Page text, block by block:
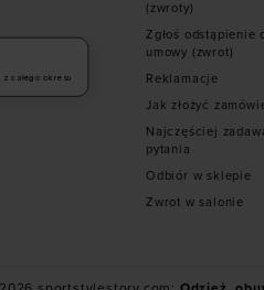
z całego okresu
(zwroty)
Zgłoś odstąpienie
umowy (zwrot)
Reklamacje
Jak złożyć
Najczęściej
pytania
Odbiór w sklepie
Zwrot w salonie